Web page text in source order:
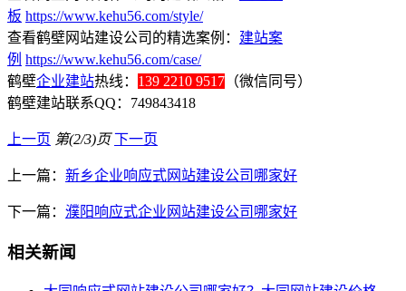
板 https://www.kehu56.com/style/
查看鹤壁网站建设公司的精选案例： 建站案
例 https://www.kehu56.com/case/
鹤壁企业建站热线： 139 2210 9517 （微信同号）
鹤壁建站联系QQ：749843418
上一页 第(2/3)页 下一页
上一篇： 新乡企业响应式网站建设公司哪家好
下一篇： 濮阳响应式企业网站建设公司哪家好
相关新闻